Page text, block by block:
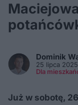
Dominik
25 lipca
Dla
Już w sobotę,